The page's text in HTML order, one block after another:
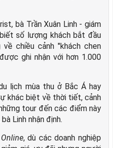
bà Trần Xuân Linh - giám
số lượng khách bắt đầu
chiều cảnh "khách chen
ghi nhận với hơn 1.000
lịch mùa thu ở Bắc Á hay
khác biệt về thời tiết, cảnh
tour đến các điểm này
Linh nhận định.
, dù các doanh nghiệp